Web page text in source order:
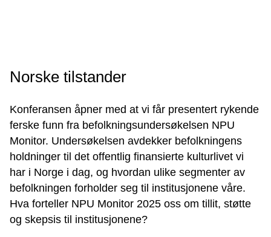
Norske tilstander
Konferansen åpner med at vi får presentert rykende
ferske funn fra befolkningsundersøkelsen NPU
Monitor. Undersøkelsen avdekker befolkningens
holdninger til det offentlig finansierte kulturlivet vi
har i Norge i dag, og hvordan ulike segmenter av
befolkningen forholder seg til institusjonene våre.
Hva forteller NPU Monitor 2025 oss om tillit, støtte
og skepsis til institusjonene?